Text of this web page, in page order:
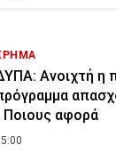
Ανοιχτή η
Ποιους αφορά